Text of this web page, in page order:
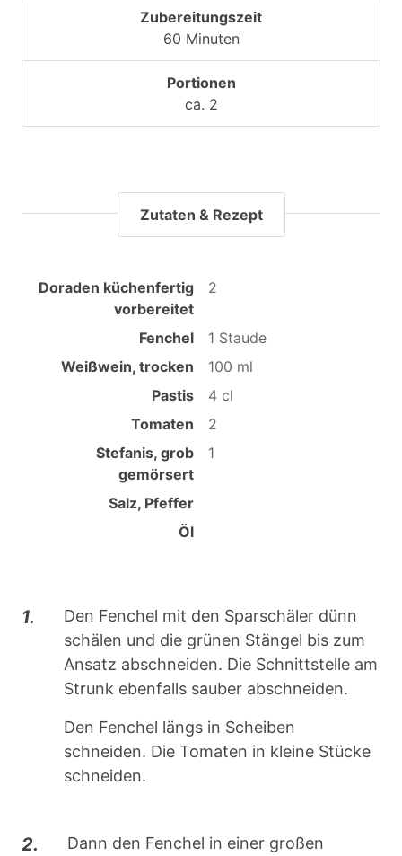
Zubereitungszeit
60 Minuten
Portionen
ca. 2
Zutaten & Rezept
Doraden küchenfertig
vorbereitet
2
Fenchel
1 Staude
Weißwein, trocken
100 ml
Pastis
4 cl
Tomaten
2
Stefanis, grob
gemörsert
1
Salz, Pfeffer
Öl
1.
Den Fenchel mit den Sparschäler dünn
schälen und die grünen Stängel bis zum
Ansatz abschneiden. Die Schnittstelle am
Strunk ebenfalls sauber abschneiden.
Den Fenchel längs in Scheiben
schneiden. Die Tomaten in kleine Stücke
schneiden.
2.
Dann den Fenchel in einer großen